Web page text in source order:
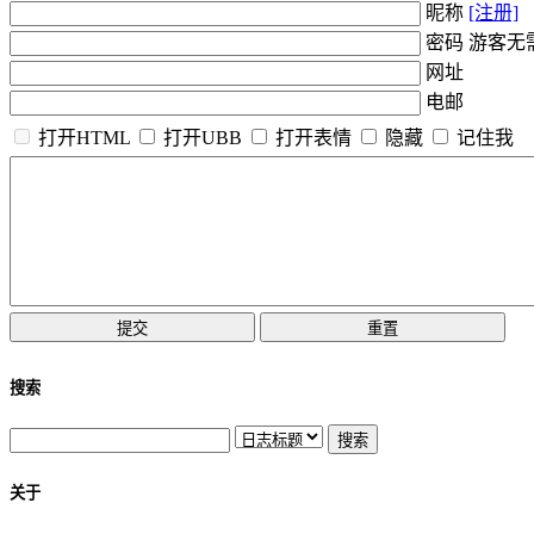
昵称 [注册]
密码 游客无
网址
电邮
打开HTML
打开UBB 打开表情 隐藏 记住我
搜索
关于